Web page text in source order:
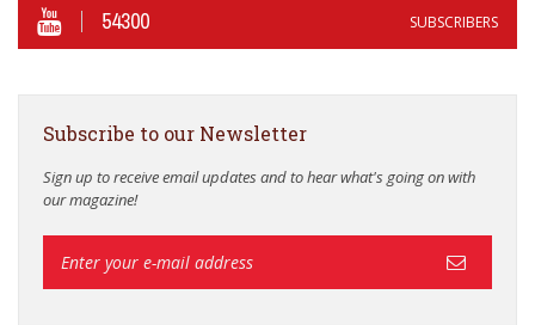
54300 SUBSCRIBERS
Subscribe to our Newsletter
Sign up to receive email updates and to hear what's going on with
our magazine!